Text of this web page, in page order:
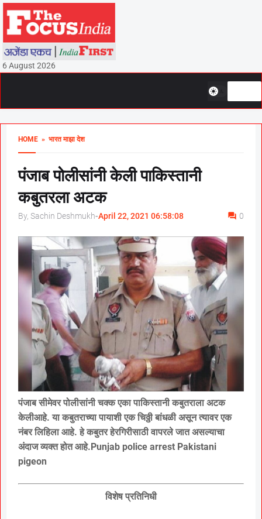
6 August 2026
HOME » भारत माझा देश
पंजाब पोलीसांनी केली पाकिस्तानी
कबुतरला अटक
By, Sachin Deshmukh-April 22, 2021 06:58:08 0
पंजाब सीमेवर पोलीसांनी चक्क एका पाकिस्तानी कबुतराला अटक
केलीआहे. या कबुतराच्या पायाशी एक चिठ्ठी बांधळी असून त्यावर एक
नंबर लिहिला आहे. हे कबुतर हेरगिरीसाठी वापरले जात असल्याचा
अंदाज व्यक्त होत आहे.Punjab police arrest Pakistani
pigeon
विशेष प्रतिनिधी